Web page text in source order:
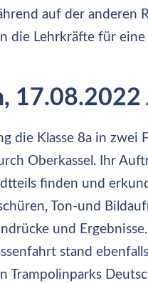
auf der anderen
die Lehrkräfte für
17.08.2022
die Klasse 8a in zwei
Oberkassel. Ihr
finden und
Ton-und
und
stand
Trampolinparks